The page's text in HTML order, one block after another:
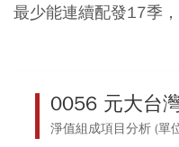
最少能連續配發17季，
0056 元大台
淨值組成項目分析 (單